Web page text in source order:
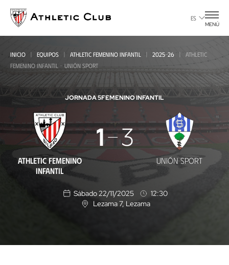
contenido
principal
ES
MENÚ
INICIO EQUIPOS ATHLETIC FEMENINO INFANTIL 2025-26
ATHLETIC
FEMENINO INFANTIL - UNIÓN SPORT
JORNADA 5FEMENINO INFANTIL
Athletic
Femenino
Infantil
ATHLETIC FEMENINO
INFANTIL
1 3
UNIÓN SPORT
Sábado 22/11/2025
12:30
U
Lezama 7, Lezama